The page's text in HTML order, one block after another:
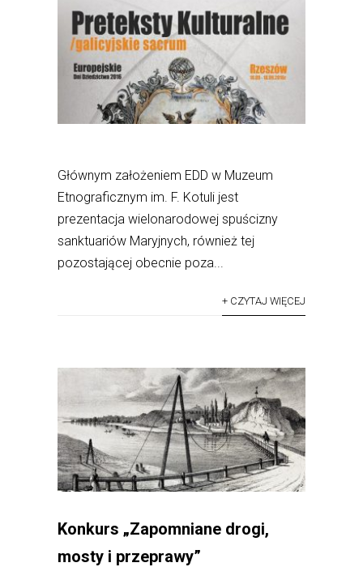
Głównym założeniem EDD w Muzeum
Etnograficznym im. F. Kotuli jest
prezentacja wielonarodowej spuścizny
sanktuariów Maryjnych, również tej
pozostającej obecnie poza...
+ CZYTAJ WIĘCEJ
Konkurs „Zapomniane drogi,
mosty i przeprawy”